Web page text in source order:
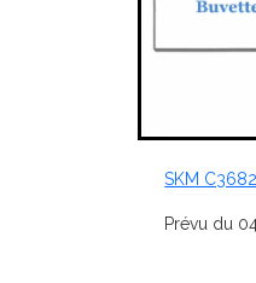
SKM
Prévu du